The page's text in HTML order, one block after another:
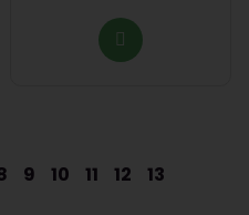
9 10 11 12 13